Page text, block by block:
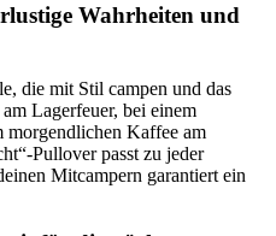
Wahrheiten und
die mit Stil campen und das
Lagerfeuer, bei einem
morgendlichen Kaffee am
Pullover passt zu jeder
Mitcampern garantiert ein